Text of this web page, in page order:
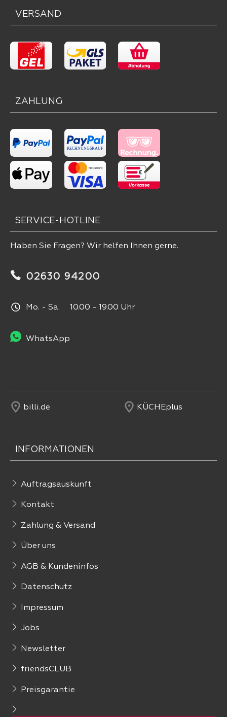
VERSAND
ZAHLUNG
SERVICE-HOTLINE
Haben Sie Fragen? Wir helfen Ihnen gerne.
02630 94200
Mo. - Sa. 10.00 - 19.00 Uhr
WhatsApp
billi.de KÜCHEplus
INFORMATIONEN
Auftragsauskunft
Kontakt
Zahlung & Versand
Über uns
AGB & Kundeninfos
Datenschutz
Impressum
Jobs
Newsletter
friendsCLUB
Preisgarantie